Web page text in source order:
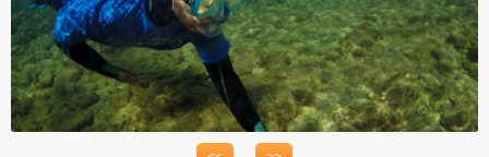
Enregistrez-vous
Panier
Proposer une activité
Liens utiles